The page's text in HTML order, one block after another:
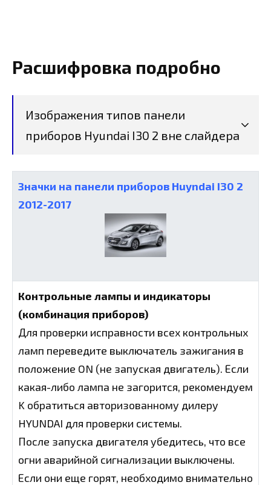
Расшифровка подробно
Изображения типов панели
приборов Hyundai I30 2 вне слайдера
Значки на панели приборов Huyndai I30 2
2012-2017
Контрольные лампы и индикаторы
(комбинация приборов)
Для проверки исправности всex контрольных
ламп переведите выключатель зажигания в
положение ON (не запуская двигатель). Если
какая-либо лампа не загорится, рекомендуем
K обратиться авторизованному дилеру
HYUNDAI для проверки системы.
После запуска двигателя убедитесь, что все
огни аварийной сигнализации выключены.
Если они еще горят, необходимо внимательно